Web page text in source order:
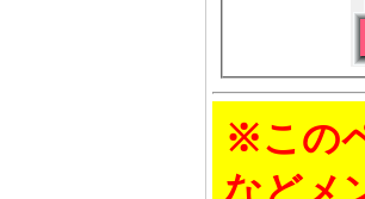
※この
などメ